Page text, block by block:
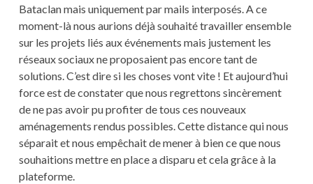
Bataclan mais uniquement par mails interposés. A ce
moment-là nous aurions déjà souhaité travailler ensemble
sur les projets liés aux événements mais justement les
réseaux sociaux ne proposaient pas encore tant de
solutions. C’est dire si les choses vont vite ! Et aujourd’hui
force est de constater que nous regrettons sincèrement
de ne pas avoir pu profiter de tous ces nouveaux
aménagements rendus possibles. Cette distance qui nous
séparait et nous empêchait de mener à bien ce que nous
souhaitions mettre en place a disparu et cela grâce à la
plateforme.